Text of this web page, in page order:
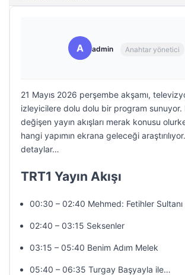
A admin Anahtar yönetici
21 Mayıs 2026 perşembe akşamı,
izleyicilere dolu dolu bir program sunuyor.
değişen yayın akışları merak konusu
hangi yapımın ekrana geleceği
detaylar…
TRT1 Yayın Akışı
00:30 – 02:40 Mehmed: Fetihler Sultanı
02:40 – 03:15 Seksenler
03:15 – 05:40 Benim Adım Melek
05:40 – 06:35 Turgay Başyayla ile…